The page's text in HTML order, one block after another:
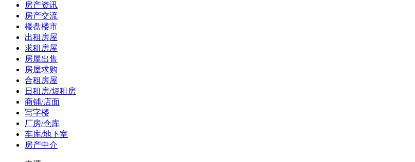
房产资讯
房产交流
楼盘楼市
出租房屋
求租房屋
房屋出售
房屋求购
合租房屋
日租房/短租房
商铺/店面
写字楼
厂房/仓库
车库/地下室
房产中介